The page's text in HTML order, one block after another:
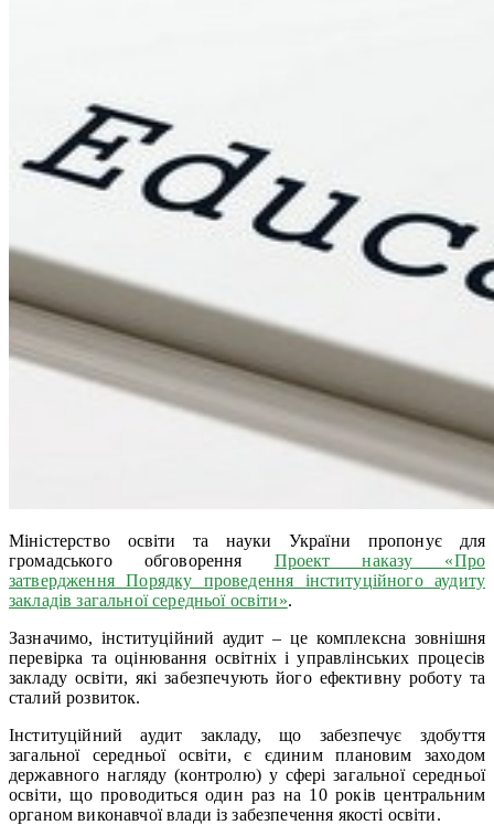
Міністерство освіти та науки України пропонує для
громадського обговорення Проект наказу «Про
затвердження Порядку проведення інституційного аудиту
закладів загальної середньої освіти».
Зазначимо, інституційний аудит – це комплексна зовнішня
перевірка та оцінювання освітніх і управлінських процесів
закладу освіти, які забезпечують його ефективну роботу та
сталий розвиток.
Інституційний аудит закладу, що забезпечує здобуття
загальної середньої освіти, є єдиним плановим заходом
державного нагляду (контролю) у сфері загальної середньої
освіти, що проводиться один раз на 10 років центральним
органом виконавчої влади із забезпечення якості освіти.